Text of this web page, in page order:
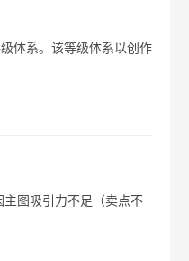
体系。该等级体系以创作
图吸引力不足（卖点不